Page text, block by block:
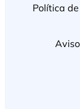
Política